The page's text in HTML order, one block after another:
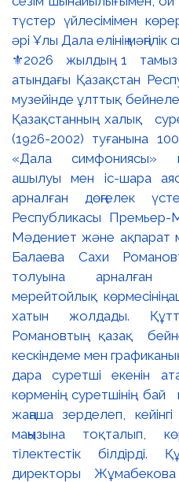
⚜️2026 жылдың 1 тамыз
атындағы Қазақстан
музейінде ұлттық
Қазақстанның халық
(1926-2002) туғанына
«Дала симфониясы»
ашылуы мен іс-шара
арналған дөңгелек
Республикасы Премьер-
Мәдениет және ақпарат
Балаева Сахи
толуына арналған
мерейтойлық көрмесінің
хатын жолдады.
Романовтың қазақ
кескіндеме мен
дара суретші екенін
көрменің суретшінің
жаңаша зерделеп,
маңызына тоқталып,
тілектестік
директоры